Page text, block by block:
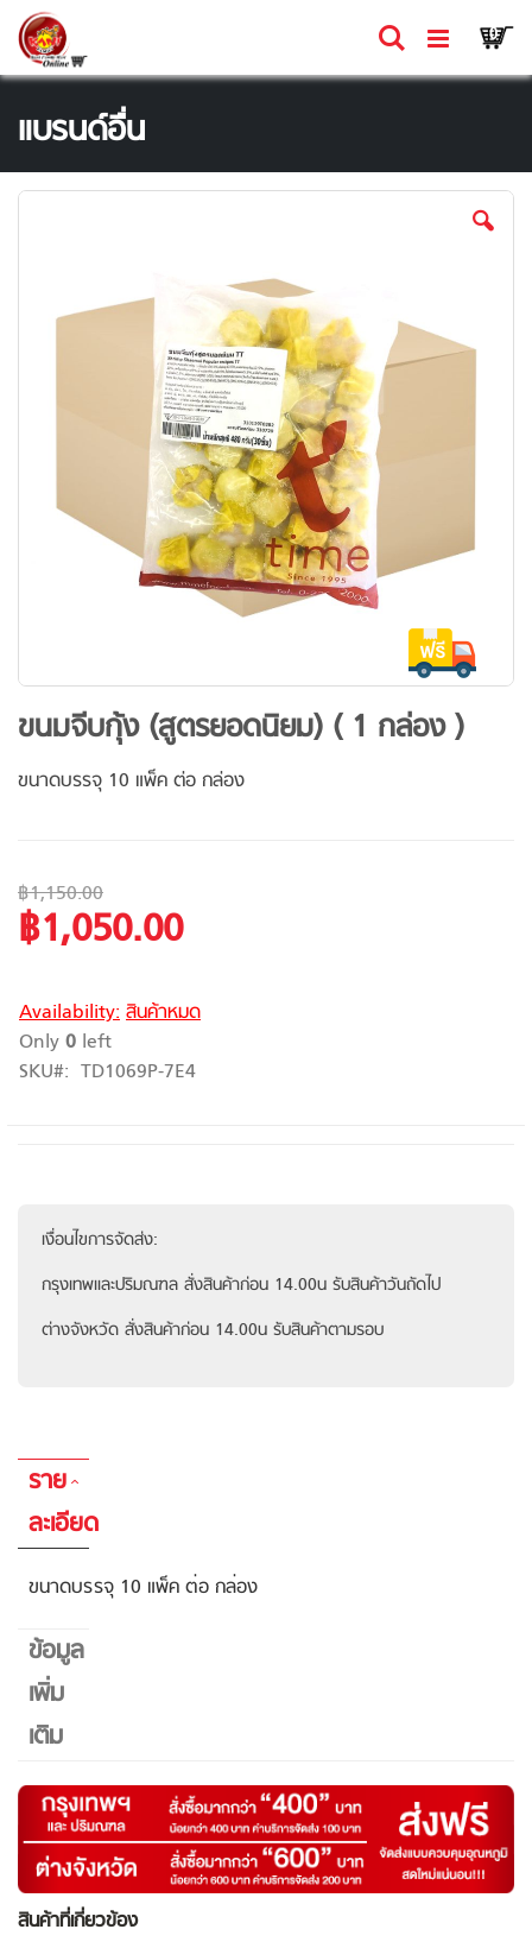
Skip
to
Content
0รายก
ค้นหา
แบรนด์อื่น
Skip
to
beginning
images
gallery
ขนมจีบกุ้ง (สูตรยอดนิยม) ( 1 กล่อง )
ขนาดบรรจุ 10 แพ็ค ต่อ กล่อง
Special
฿1,050.00
฿1,150.00
Availability:สินค้าหมด
Only0 left
SKU
TD1069P-7E4
เงื่อนไขการจัดส่ง:
กรุงเทพและปริมณฑล สั่งสินค้าก่อน 14.00น รับสินค้าวันถัดไป
ต่างจังหวัด สั่งสินค้าก่อน 14.00น รับสินค้าตามรอบ
ราย
ละเอียด
ขนาดบรรจุ 10 แพ็ค ต่อ กล่อง
ข้อมูล
เพิ่ม
เติม
สินค้าที่เกี่ยวข้อง